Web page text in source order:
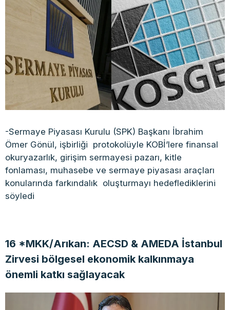
-Sermaye Piyasası Kurulu (SPK) Başkanı İbrahim
Ömer Gönül, işbirliği protokolüyle KOBİ’lere finansal
okuryazarlık, girişim sermayesi pazarı, kitle
fonlaması, muhasebe ve sermaye piyasası araçları
konularında farkındalık oluşturmayı hedeflediklerini
söyledi
16 *MKK/Arıkan: AECSD & AMEDA İstanbul
Zirvesi bölgesel ekonomik kalkınmaya
önemli katkı sağlayacak